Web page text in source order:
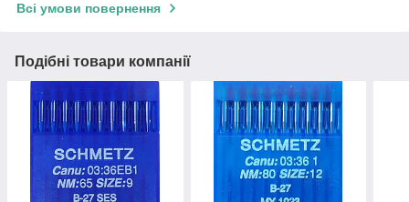
Всі умови повернення
Подібні товари компанії